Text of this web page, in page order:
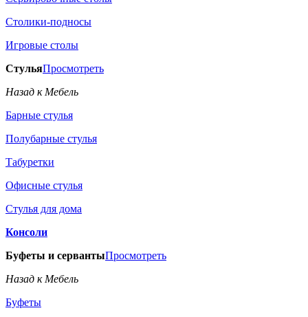
Столики-подносы
Игровые столы
СтульяПросмотреть
Назад к Мебель
Барные стулья
Полубарные стулья
Табуретки
Офисные стулья
Стулья для дома
Консоли
Буфеты и сервантыПросмотреть
Назад к Мебель
Буфеты